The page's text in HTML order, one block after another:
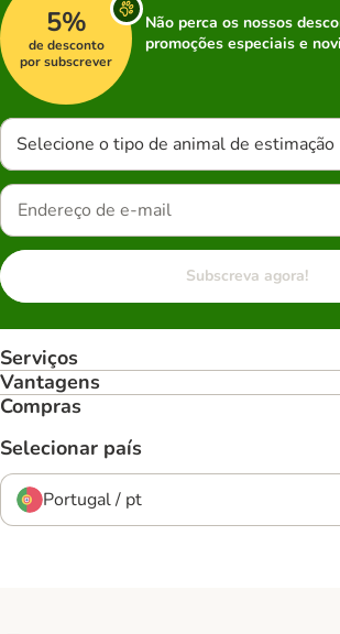
5%
de desconto
por subscrever
Não perca os nossos
promoções especiais e
Selecione o tipo de animal de estimação
Subscreva agora!
Serviços
Vantagens
Compras
Selecionar país
Portugal / pt